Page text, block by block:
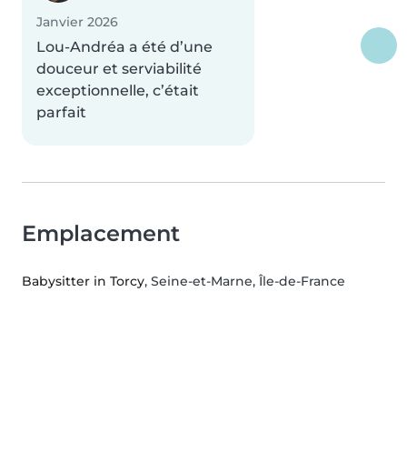
Janvier 2026
Lou-Andréa a été d’une
douceur et serviabilité
exceptionnelle, c’était
parfait
Emplacement
Babysitter in Torcy, Seine-et-Marne, Île-de-France